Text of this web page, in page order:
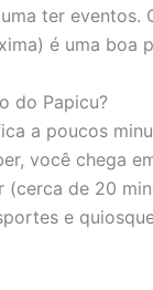
ter eventos.
é uma boa
do Papicu?
a poucos
você chega
(cerca de 20
e